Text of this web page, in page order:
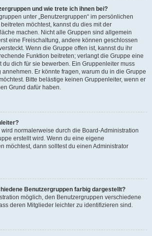
und wie trete ich ihnen bei?
unter „Benutzergruppen“ im persönlichen
möchtest, kannst du dies mit der
machen. Nicht alle Gruppen sind allgemein
eine Freischaltung, andere können geschlossen
Wenn die Gruppe offen ist, kannst du ihr
Funktion beitreten; verlangt die Gruppe eine
du dich für sie bewerben. Ein Gruppenleiter muss
Er könnte fragen, warum du in die Gruppe
Bitte belästige keinen Gruppenleiter, wenn er
Grund dafür haben.
normalerweise durch die Board-Administration
erstellt wird. Wenn du eine eigene
möchtest, dann solltest du einen Administrator
Benutzergruppen farbig dargestellt?
möglich, den Benutzergruppen verschiedene
deren Mitglieder leichter zu identifizieren sind.